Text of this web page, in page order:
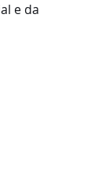
e da